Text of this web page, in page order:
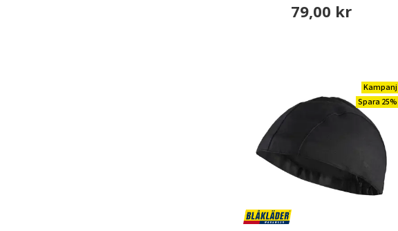
79,00 kr
Kampanj
Spara 25%